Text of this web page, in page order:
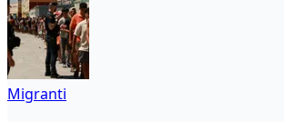
Migranti